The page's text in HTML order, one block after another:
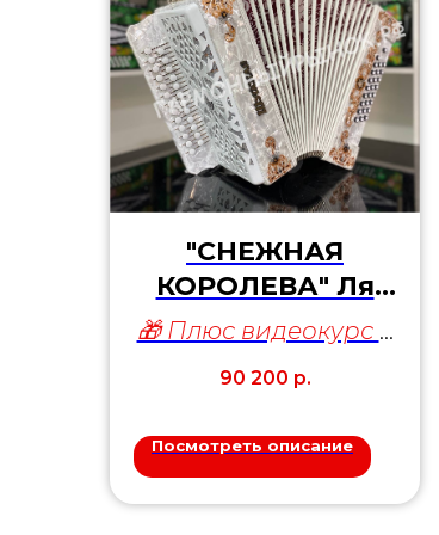
"СНЕЖНАЯ
КОРОЛЕВА" Ля
Мажор
🎁 Плюс видеокурс в
подарок
90 200 р.
Посмотреть описание